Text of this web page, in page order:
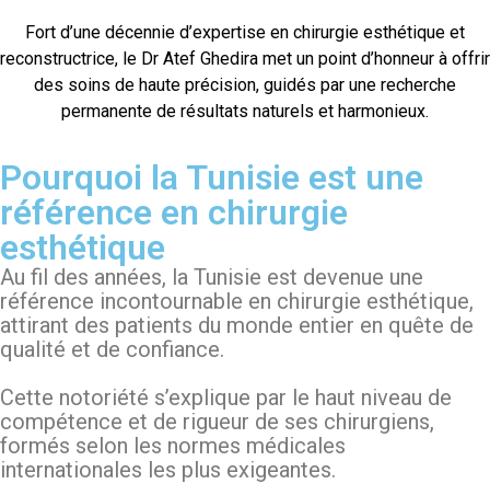
Fort d’une décennie d’expertise en chirurgie esthétique et
reconstructrice, le Dr Atef Ghedira met un point d’honneur à offrir
des soins de haute précision, guidés par une recherche
permanente de résultats naturels et harmonieux.
Pourquoi la Tunisie est une
référence en chirurgie
esthétique
Au fil des années, la Tunisie est devenue une
référence incontournable en chirurgie esthétique,
attirant des patients du monde entier en quête de
qualité et de confiance.
Cette notoriété s’explique par le haut niveau de
compétence et de rigueur de ses chirurgiens,
formés selon les normes médicales
internationales les plus exigeantes.